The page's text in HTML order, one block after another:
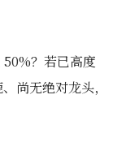
？若已高度
尚无绝对龙头，